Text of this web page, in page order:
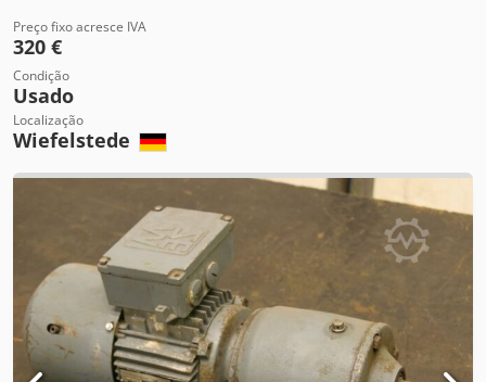
Preço fixo acresce IVA
320 €
Condição
Usado
Localização
Wiefelstede